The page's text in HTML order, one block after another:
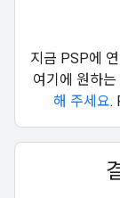
지금 PSP에
여기에 원하
해 주세요.